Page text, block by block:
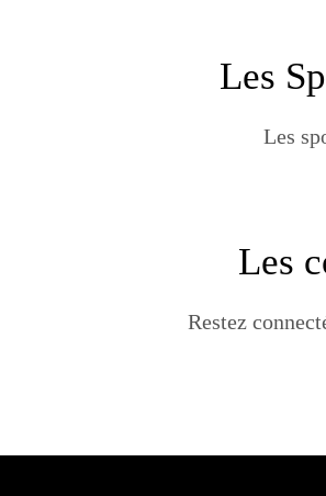
Les
Les
Les
Restez